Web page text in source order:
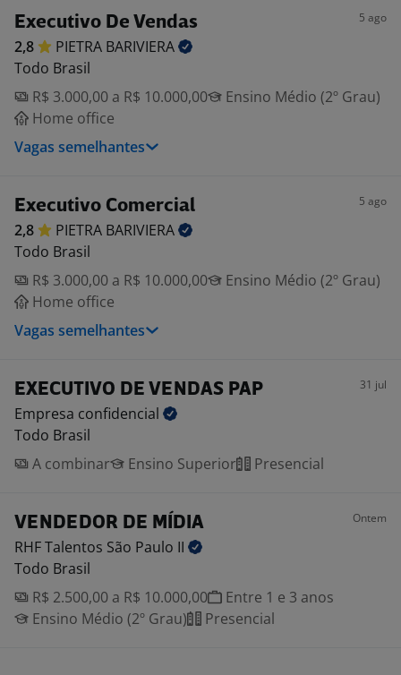
Executivo De Vendas 5 ago
2,8 PIETRA BARIVIERA
Todo Brasil
R$ 3.000,00 a R$ 10.000,00
Ensino Médio (2º Grau)
Home office
Vagas semelhantes
Executivo Comercial 5 ago
2,8 PIETRA BARIVIERA
Todo Brasil
R$ 3.000,00 a R$ 10.000,00
Ensino Médio (2º Grau)
Home office
Vagas semelhantes
EXECUTIVO DE VENDAS PAP 31 jul
Empresa confidencial
Todo Brasil
A combinar
Ensino Superior Presencial
VENDEDOR DE MÍDIA Ontem
RHF Talentos São Paulo II
Todo Brasil
R$ 2.500,00 a R$ 10.000,00
Entre 1 e 3 anos
Ensino Médio (2º Grau)
Presencial